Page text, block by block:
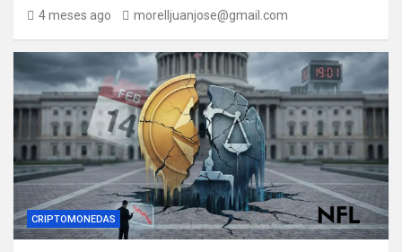
4 meses ago morelljuanjose@gmail.com
CRIPTOMONEDAS